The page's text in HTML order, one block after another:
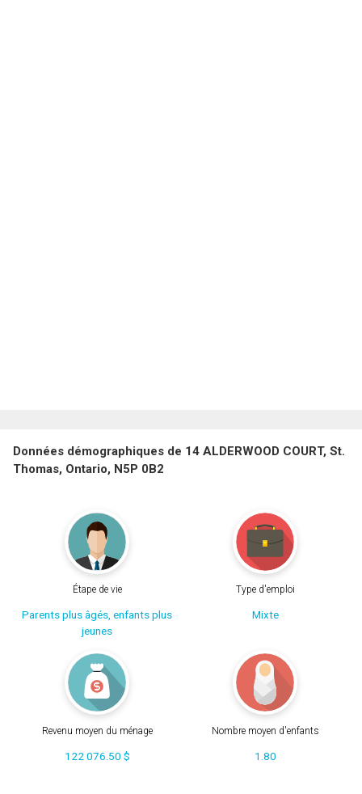
Données démographiques de 14 ALDERWOOD COURT, St.
Thomas, Ontario, N5P 0B2
Étape de vie
Parents plus âgés, enfants plus
jeunes
Type d'emploi
Mixte
Revenu moyen du ménage
122 076.50 $
Nombre moyen d'enfants
1.80